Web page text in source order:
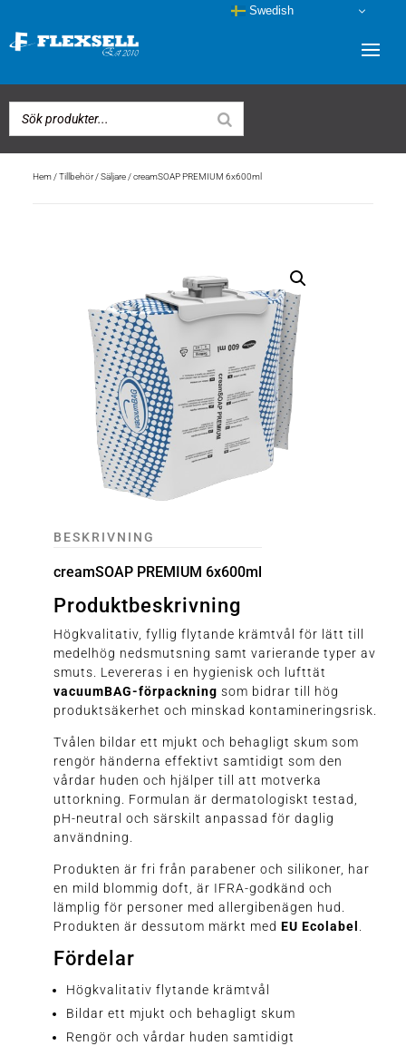
Hem/Tillbehör/Säljare/ creamSOAP PREMIUM 6x600ml
BESKRIVNING
creamSOAP PREMIUM 6x600ml
Produktbeskrivning
Högkvalitativ, fyllig flytande krämtvål för lätt till
medelhög nedsmutsning samt varierande typer av
smuts. Levereras i en hygienisk och lufttät
vacuumBAG-förpackning som bidrar till hög
produktsäkerhet och minskad kontamineringsrisk.
Tvålen bildar ett mjukt och behagligt skum som
rengör händerna effektivt samtidigt som den
vårdar huden och hjälper till att motverka
uttorkning. Formulan är dermatologiskt testad,
pH-neutral och särskilt anpassad för daglig
användning.
Produkten är fri från parabener och silikoner, har
en mild blommig doft, är IFRA-godkänd och
lämplig för personer med allergibenägen hud.
Produkten är dessutom märkt med EU Ecolabel
Fördelar
Högkvalitativ flytande krämtvål
Bildar ett mjukt och behagligt skum
Rengör och vårdar huden samtidigt
Swedish